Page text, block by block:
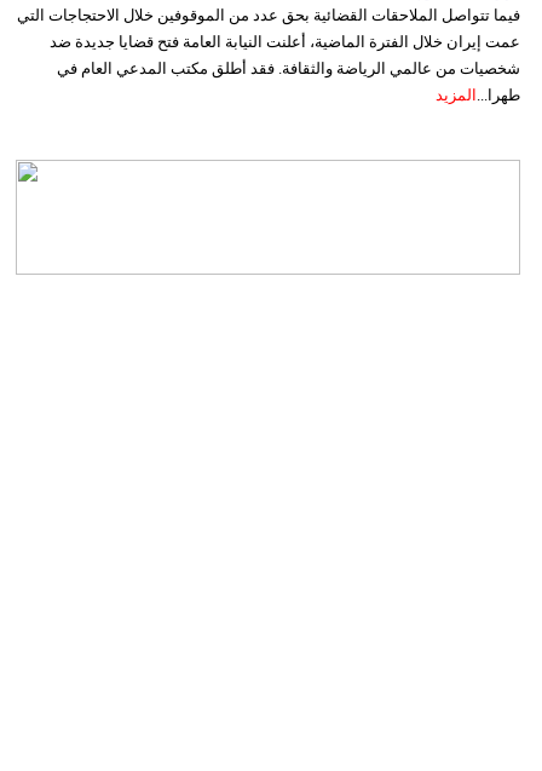
فيما تتواصل الملاحقات القضائية بحق عدد من الموقوفين خلال الاحتجاجات التي
عمت إيران خلال الفترة الماضية، أعلنت النيابة العامة فتح قضايا جديدة ضد
شخصيات من عالمي الرياضة والثقافة. فقد أطلق مكتب المدعي العام في
طهرا... المزيد